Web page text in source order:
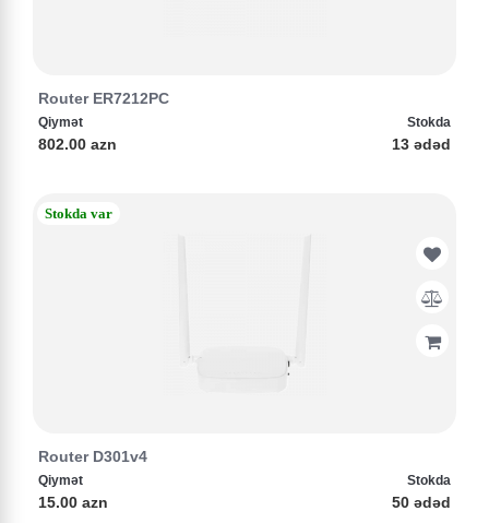
Router ER7212PC
Qiymət
802.00 azn
Stokda
13 ədəd
Stokda var
Router D301v4
Qiymət
15.00 azn
Stokda
50 ədəd